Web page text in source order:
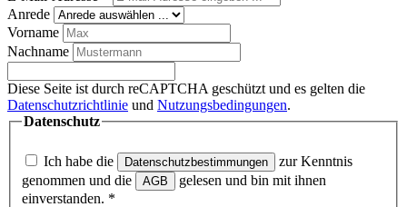
Anrede
Vorname
Nachname
Diese Seite ist durch reCAPTCHA geschützt und es gelten die
Datenschutzrichtlinie und Nutzungsbedingungen.
Datenschutz
Ich habe die Datenschutzbestimmungen
zur Kenntnis
genommen und die
AGB
gelesen und bin mit ihnen
einverstanden. *